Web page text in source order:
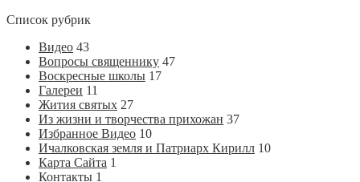
Список рубрик
Видео 43
Вопросы священнику 47
Воскресные школы 17
Галереи 11
Жития святых 27
Из жизни и творчества прихожан 37
Избранное Видео 10
Ичалковская земля и Патриарх Кирилл 10
Карта Сайта 1
Контакты 1